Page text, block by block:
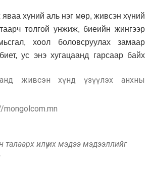
яваа хүний аль нэг мөр, живсэн хүний
толгой унжиж, биеийн жингээр
хоол боловсруулах замаар
ус энэ хугацаанд гарсаар байх
илүү их мэдээ мэдээллийг